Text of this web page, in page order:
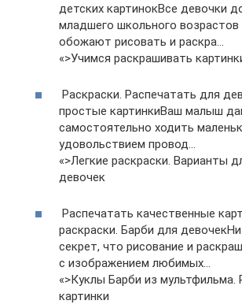
детских картинокВсе девочки
младшего школьного возрастов
обожают рисовать и раскра…
«>Учимся раскрашивать
Раскраски. Распечатать для
простые картинкиВаш малыш
самостоятельно ходить
удовольствием провод…
«>Легкие раскраски. Варианты
девочек
Распечатать качественные
раскраски. Барби для
секрет, что рисование и
с изображением любимых…
«>Куклы Барби из мультфильма.
картинки